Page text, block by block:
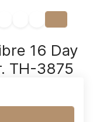
16 Day
TH-3875